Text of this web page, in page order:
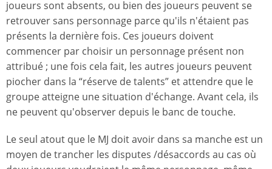
joueurs sont absents, ou bien des joueurs peuvent se
retrouver sans personnage parce qu'ils n'étaient pas
présents la dernière fois. Ces joueurs doivent
commencer par choisir un personnage présent non
attribué ; une fois cela fait, les autres joueurs peuvent
piocher dans la “réserve de talents” et attendre que le
groupe atteigne une situation d'échange. Avant cela, ils
ne peuvent qu'observer depuis le banc de touche.
Le seul atout que le MJ doit avoir dans sa manche est un
moyen de trancher les disputes /désaccords au cas où